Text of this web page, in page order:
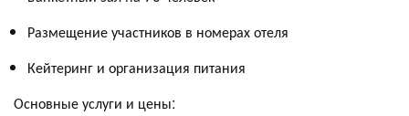
Размещение участников в номерах отеля
Кейтеринг и организация питания
Основные услуги и цены: